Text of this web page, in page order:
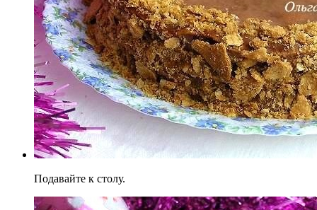
Подавайте к столу.